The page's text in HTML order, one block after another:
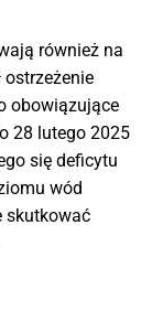
również na
ostrzeżenie
obowiązujące
28 lutego 2025
się deficytu
wód
skutkować